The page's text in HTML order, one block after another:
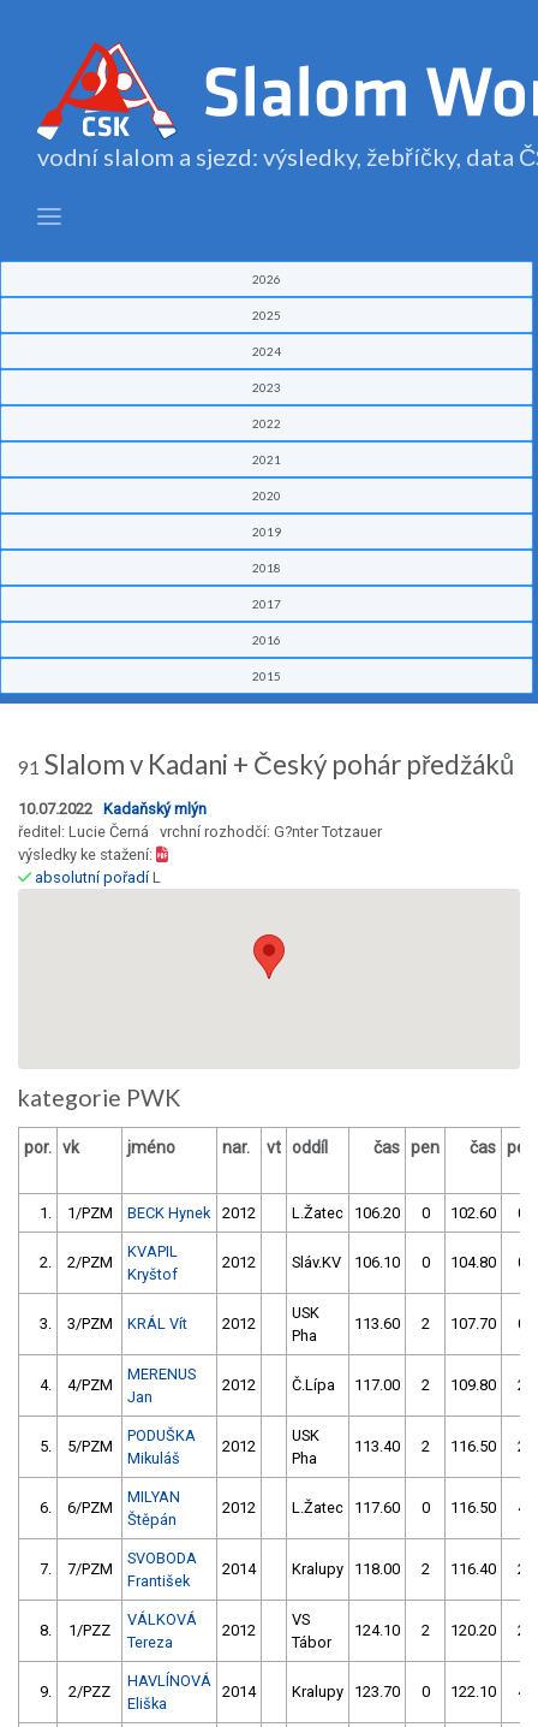
vodní slalom a sjezd: výsledky, žebříčky, data
2026
2025
2024
2023
2022
2021
2020
2019
2018
2017
2016
2015
91 Slalom v Kadani + Český pohár předžáků
10.07.2022 Kadaňský mlýn
ředitel: Lucie Černá vrchní rozhodčí: G?nter Totzauer
výsledky ke stažení:
absolutní pořadíL
kategorie PWK
por. vk jméno nar. vt oddíl čas pen čas pen
1. 1/PZM BECK Hynek 2012 L.Žatec 106.20 0 102.60 0
2. 2/PZM
KVAPIL
Kryštof
2012 Sláv.KV 106.10 0 104.80 0
3. 3/PZM KRÁL Vít 2012
USK
Pha
113.60 2 107.70 0
4. 4/PZM
MERENUS
Jan
2012 Č.Lípa 117.00 2 109.80 2
5. 5/PZM
PODUŠKA
Mikuláš
2012
USK
Pha
113.40 2 116.50 2
6. 6/PZM
MILYAN
Štěpán
2012 L.Žatec 117.60 0 116.50 4
7. 7/PZM
SVOBODA
František
2014 Kralupy 118.00 2 116.40 2
8. 1/PZZ
VÁLKOVÁ
Tereza
2012
VS
Tábor
124.10 2 120.20 2
9. 2/PZZ
HAVLÍNOVÁ
Eliška
2014 Kralupy 123.70 0 122.10 4